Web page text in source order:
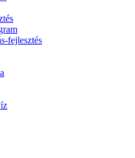
fejlesztés